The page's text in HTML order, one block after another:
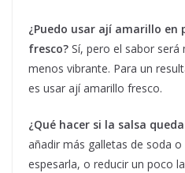
¿Puedo usar ají amarillo en
fresco? Sí, pero el sabor
menos vibrante. Para un
es usar ají amarillo fresco.
¿Qué hacer si la salsa
añadir más galletas de soda
espesarla, o reducir un poco